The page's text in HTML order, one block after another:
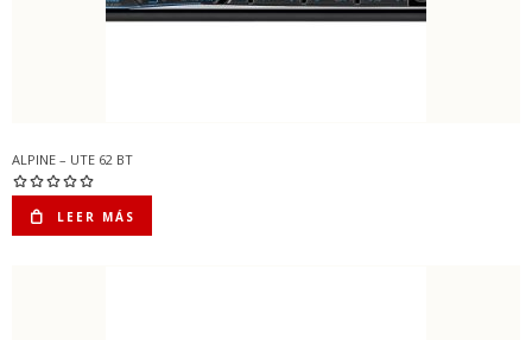
ALPINE – UTE 62 BT
LEER MÁS